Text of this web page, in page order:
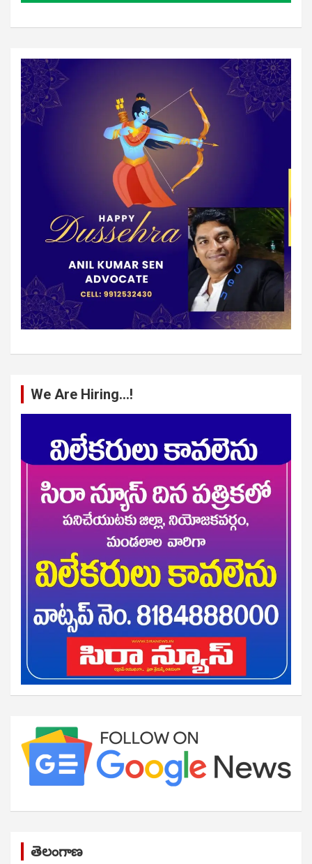
We Are Hiring…!
తెలంగాణ